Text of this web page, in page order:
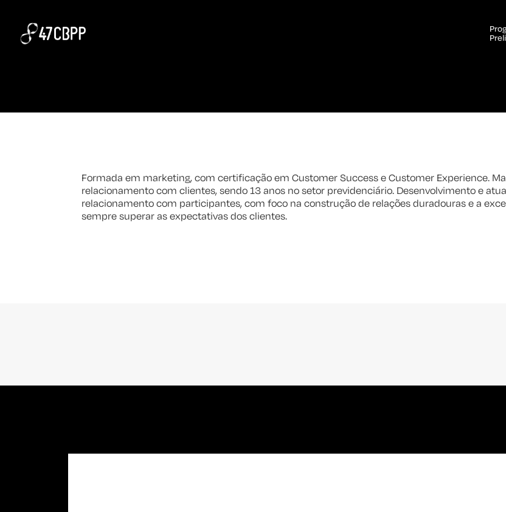
Formada em marketing, com certificação em Customer Success e Customer Experience.
relacionamento com clientes, sendo 13 anos no setor previdenciário. Desenvolvimento e
relacionamento com participantes, com foco na construção de relações duradouras e a
sempre superar as expectativas dos clientes.